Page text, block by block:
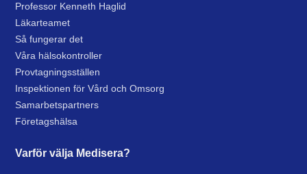
Professor Kenneth Haglid
Läkarteamet
Så fungerar det
Våra hälsokontroller
Provtagningsställen
Inspektionen för Vård och Omsorg
Samarbetspartners
Företagshälsa
Varför välja Medisera?